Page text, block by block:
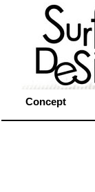
Concept